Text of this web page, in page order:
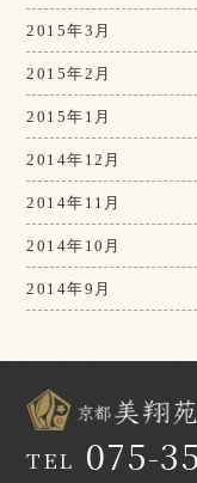
2015年3月
2015年2月
2015年1月
2014年12月
2014年11月
2014年10月
2014年9月
TEL 075-